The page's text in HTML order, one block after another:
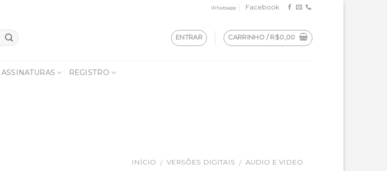
Whatsapp Facebook
ENTRAR CARRINHO / R$0,00
ASSINATURAS REGISTRO
INÍCIO / VERSÕES DIGITAIS / AUDIO E VIDEO